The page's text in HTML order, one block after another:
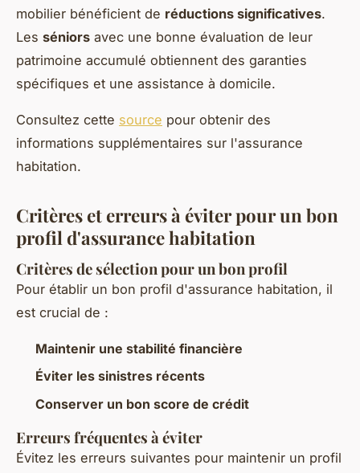
mobilier bénéficient de réductions significatives.
Les séniors avec une bonne évaluation de leur
patrimoine accumulé obtiennent des garanties
spécifiques et une assistance à domicile.
Consultez cette source pour obtenir des
informations supplémentaires sur l'assurance
habitation.
Critères et erreurs à éviter pour un bon
profil d'assurance habitation
Critères de sélection pour un bon profil
Pour établir un bon profil d'assurance habitation, il
est crucial de :
Maintenir une stabilité financière
Éviter les sinistres récents
Conserver un bon score de crédit
Erreurs fréquentes à éviter
Évitez les erreurs suivantes pour maintenir un profil